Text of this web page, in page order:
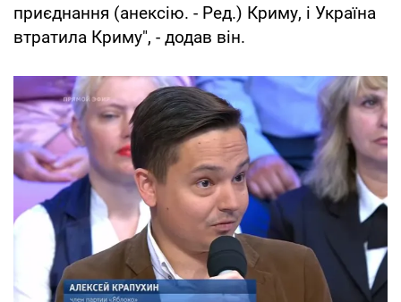
приєднання (анексію. - Ред.) Криму, і Україна
втратила Криму", - додав він.